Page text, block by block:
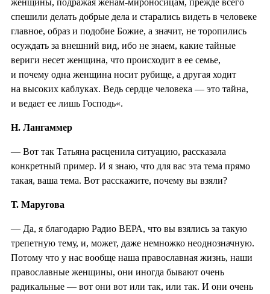
спешили делать добрые дела и старались видеть в человеке
главное, образ и подобие Божие, а значит, не торопились
осуждать за внешний вид, ибо не знаем, какие тайные
вериги несет женщина, что происходит в ее семье,
и почему одна женщина носит рубище, а другая ходит
на высоких каблуках. Ведь сердце человека — это тайна,
и ведает ее лишь Господь«.
Н. Лангаммер
— Вот так Татьяна расценила ситуацию, рассказала
конкретный пример. И я знаю, что для вас эта тема прямо
такая, ваша тема. Вот расскажите, почему вы взяли?
Т. Маругова
— Да, я благодарю Радио ВЕРА, что вы взялись за такую
трепетную тему, и, может, даже немножко неоднозначную.
Потому что у нас вообще наша православная жизнь, наши
православные женщины, они иногда бывают очень
радикальные — вот они вот или так, или так. И они очень